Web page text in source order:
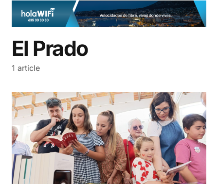
El Prado
1 article